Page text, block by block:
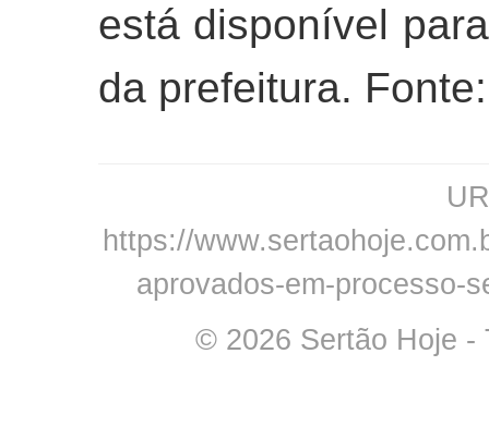
está disponível
da prefeitura.
https://
aprovados-em-processo-
© 2026 Sertão Hoje -